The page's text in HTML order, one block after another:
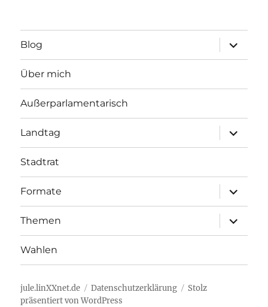
Blog
öffnen
Über mich
Außerparlamentarisch
Landtag
öffnen
Stadtrat
Formate
öffnen
Themen
öffnen
Wahlen
jule.linXXnet.de Datenschutzerklärung
Stolz
präsentiert von WordPress